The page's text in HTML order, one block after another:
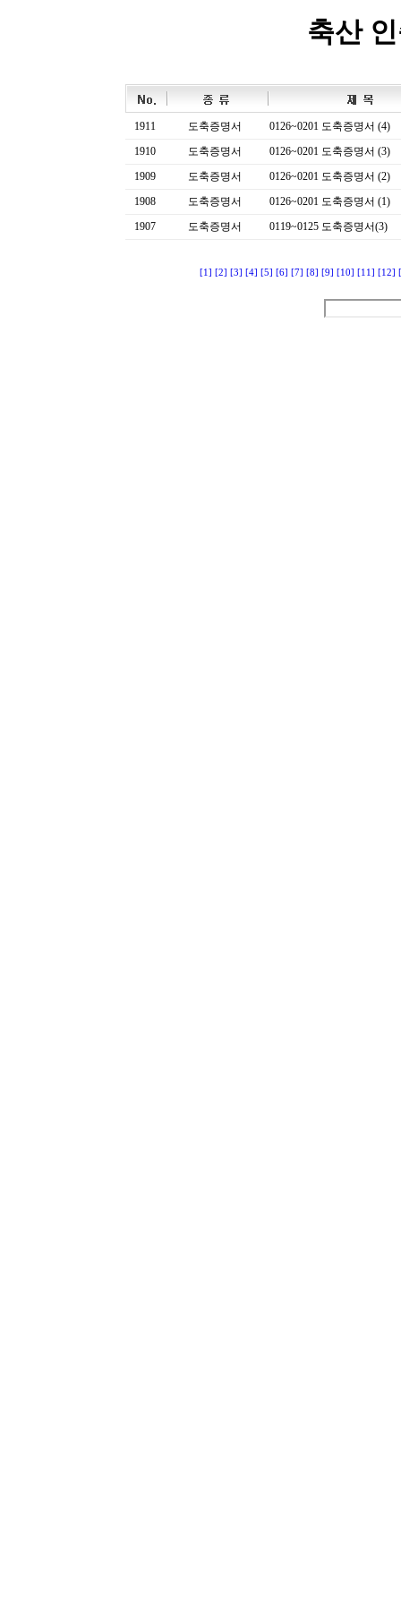
축산
1911 도축증명서
0126~0201 도축증명서 (4)
1910
도축증명서
0126~0201 도축증명서 (3)
1909
도축증명서
0126~0201 도축증명서 (2)
1908
도축증명서
0126~0201 도축증명서 (1)
1907
도축증명서 0119~0125 도축증명서(3)
[1] [2] [3] [4] [5] [6] [7] [8] [9] [10] [11] [12]